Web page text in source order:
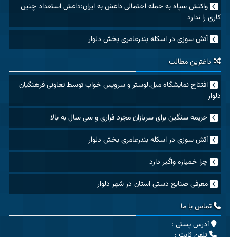
واکنش سپاه به حمله احتمالی داعش به ایران:داعش استعداد چنین
کاری را ندارد
آتش سوزی در اسکله بندرعامری بخش دلوار
داغترین مطالب
افتتاح نمایشگاه مبل،لوستر و سرویس خواب توسط تعاونی فرهنگیان
دلوار
جریمه سنگین برای سربازان مجرد فراری و سی سال به بالا
آتش سوزی در اسکله بندرعامری بخش دلوار
چرا خمیازه واگیر دارد
معرفی صنایع دستی استان در شهر دلوار
تماس با ما
آدرس پستی :